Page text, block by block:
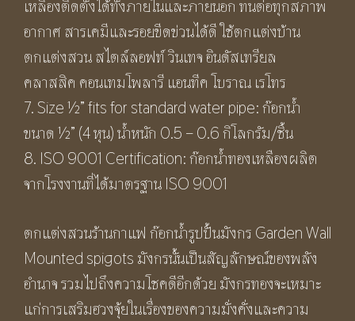
เหลืองติดตั้งได้ทั้งภายในและภายนอก ทนต่อทุกสภาพ
อากาศ สารเคมีและรอยขีดข่วนได้ดี ใช้ตกแต่งบ้าน
ตกแต่งสวน สไตล์ลอฟท์ วินเทจ อินดัสเทรียล
คลาสสิค คอนเทมโพลารี แอนทีค โบราณ เรโทร
7. Size ½” fits for standard water pipe: ก๊อกน้ำ
ขนาด ½” (4 หุน) น้ำหนัก 0.5 – 0.6 กิโลกรัม/ชิ้น
8. ISO 9001 Certification: ก๊อกน้ำทองเหลืองผลิต
จากโรงงานที่ได้มาตรฐาน ISO 9001
ตกแต่งสวนร้านกาแฟ ก๊อกน้ำรูปปั้นมังกร Garden Wall
Mounted spigots มังกรนั้นเป็นสัญลักษณ์ของพลัง
อำนาจ รวมไปถึงความโชคดีอีกด้วย มังกรทองจะเหมาะ
แก่การเสริมฮวงจุ้ยในเรื่องของความมั่งคั่งและความ